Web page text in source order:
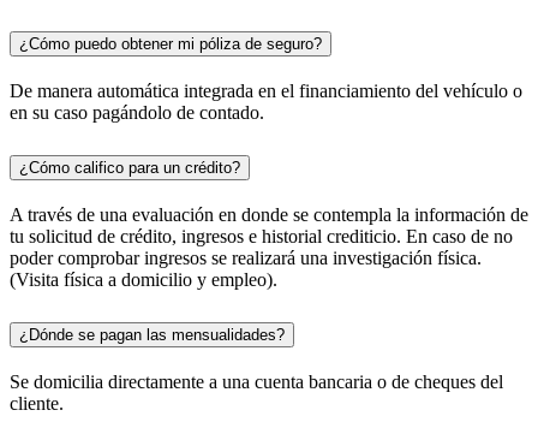
¿Cómo puedo obtener mi póliza de seguro?
De manera automática integrada en el financiamiento del vehículo o
en su caso pagándolo de contado.
¿Cómo califico para un crédito?
A través de una evaluación en donde se contempla la información de
tu solicitud de crédito, ingresos e historial crediticio. En caso de no
poder comprobar ingresos se realizará una investigación física.
(Visita física a domicilio y empleo).
¿Dónde se pagan las mensualidades?
Se domicilia directamente a una cuenta bancaria o de cheques del
cliente.